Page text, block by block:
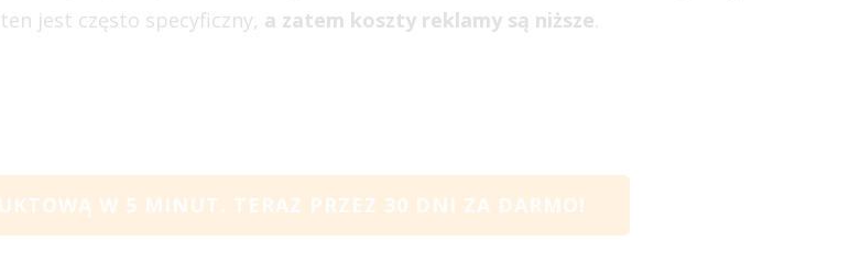
jest często specyficzny, a zatem koszty reklamy są niższe.
W 5 MINUT. TERAZ PRZEZ 30 DNI ZA DARMO!